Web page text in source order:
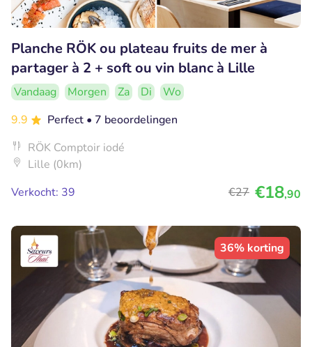
Planche RÖK ou plateau fruits de mer à
partager à 2 + soft ou vin blanc à Lille
Vandaag Morgen Za Di
Wo
9.9
Perfect • 7 beoordelingen
RÖK Comptoir iodé
Lille (0km)
Verkocht: 39
€27 €18,90
36% korting